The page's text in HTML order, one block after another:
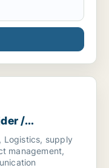
/
/
Logistics, supply
management,